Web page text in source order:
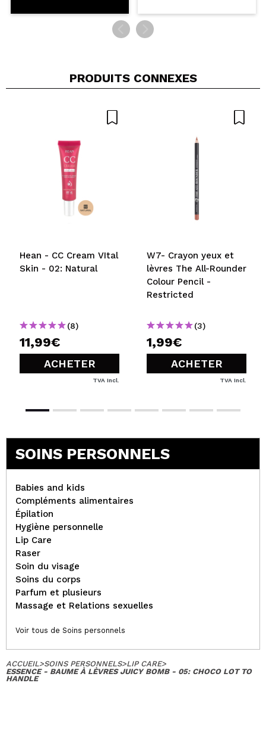
PRODUITS CONNEXES
Hean - CC Cream VItal
Skin - 02: Natural
(8)
11,99€
ACHETER
TVA Incl.
W7- Crayon yeux et
lèvres The All-Rounder
Colour Pencil -
Restricted
(3)
1,99€
ACHETER
TVA Incl.
SOINS PERSONNELS
Babies and kids
Compléments alimentaires
Épilation
Hygiène personnelle
Lip Care
Raser
Soin du visage
Soins du corps
Parfum et plusieurs
Massage et Relations sexuelles
Voir tous de Soins personnels
ACCUEIL>SOINS PERSONNELS>LIP CARE>
ESSENCE - BAUME À LÈVRES JUICY BOMB - 05: CHOCO LOT TO
HANDLE